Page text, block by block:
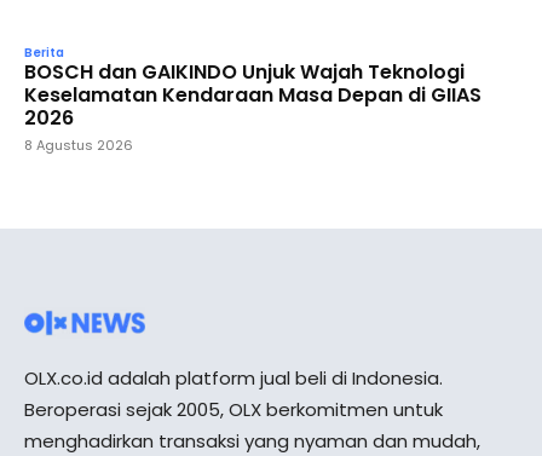
Berita
BOSCH dan GAIKINDO Unjuk Wajah Teknologi
Keselamatan Kendaraan Masa Depan di GIIAS
2026
8 Agustus 2026
OLX.co.id adalah platform jual beli di Indonesia.
Beroperasi sejak 2005, OLX berkomitmen untuk
menghadirkan transaksi yang nyaman dan mudah,